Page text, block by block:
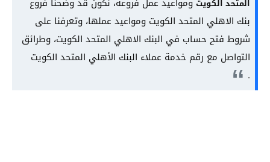
المتحد الكويت
بنك الاهلي المتحد الكويت ومواعيد عملها، وتعرفنا على
شروط فتح حساب في البنك الاهلي المتحد الكويت، وطرائق
التواصل مع رقم خدمة عملاء البنك الأهلي المتحد الكويت
.